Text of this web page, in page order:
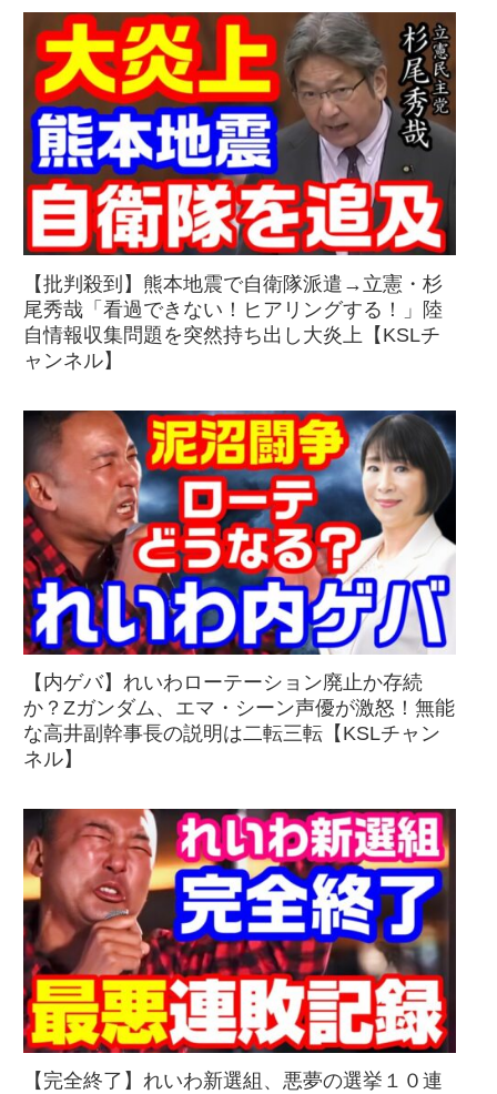
【批判殺到】熊本地震で自衛隊派遣→立憲・杉
尾秀哉「看過できない！ヒアリングする！」陸
自情報収集問題を突然持ち出し大炎上【KSLチ
ャンネル】
【内ゲバ】れいわローテーション廃止か存続
か？Zガンダム、エマ・シーン声優が激怒！無能
な高井副幹事長の説明は二転三転【KSLチャン
ネル】
【完全終了】れいわ新選組、悪夢の選挙１０連